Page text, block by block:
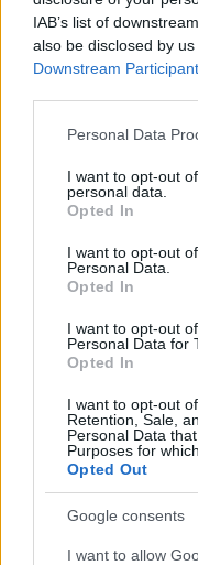
IAB’s list of
also be disclosed by
Downstream
Please note that this
not limited to your visit
grant or deny consent
use your data for
consent section.
Personal Data
I want to opt-out
personal data.
Opted In
I want to opt-out
Personal Data.
Opted In
I want to opt-out
Personal Data for
Opted In
I want to opt-out
Retention, Sale,
Personal Data
Purposes for
Opted Out
Google consents
I want to allow
Címkék:Radnóti Miklós
Ajánlott